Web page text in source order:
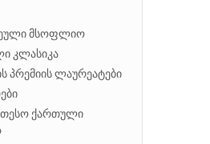
მსოფლიო
კლასიკა
პრემიის ლაურეატები
ქართული